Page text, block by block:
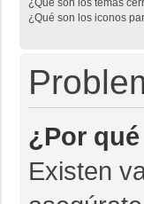
¿Qué son los iconos
¿Por
Existen